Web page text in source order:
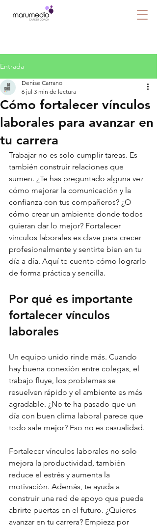
Entrada
Cómo fortalecer vínculos
laborales para avanzar en
tu carrera
Denise Carrano
6 jul 3 min de lectura
Trabajar no es solo cumplir tareas. Es
también construir relaciones que
sumen. ¿Te has preguntado alguna vez
cómo mejorar la comunicación y la
confianza con tus compañeros? ¿O
cómo crear un ambiente donde todos
quieran dar lo mejor? Fortalecer
vínculos laborales es clave para crecer
profesionalmente y sentirte bien en tu
día a día. Aquí te cuento cómo lograrlo
de forma práctica y sencilla.
Por qué es importante
fortalecer vínculos
laborales
Un equipo unido rinde más. Cuando
hay buena conexión entre colegas, el
trabajo fluye, los problemas se
resuelven rápido y el ambiente es más
agradable. ¿No te ha pasado que un
día con buen clima laboral parece que
todo sale mejor? Eso no es casualidad.
Fortalecer vínculos laborales no solo
mejora la productividad, también
reduce el estrés y aumenta la
motivación. Además, te ayuda a
construir una red de apoyo que puede
abrirte puertas en el futuro. ¿Quieres
avanzar en tu carrera? Empieza por